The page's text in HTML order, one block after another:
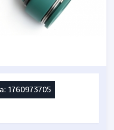
1760973705